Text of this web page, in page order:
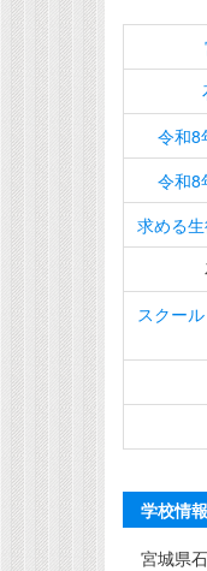
令和8
令和8
求める
スクー
学校情報
宮城県